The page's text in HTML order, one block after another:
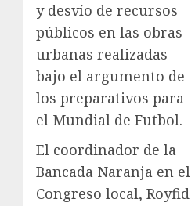
y desvío de recursos
públicos en las obras
urbanas realizadas
bajo el argumento de
los preparativos para
el Mundial de Futbol.
El coordinador de la
Bancada Naranja en el
Congreso local, Royfid